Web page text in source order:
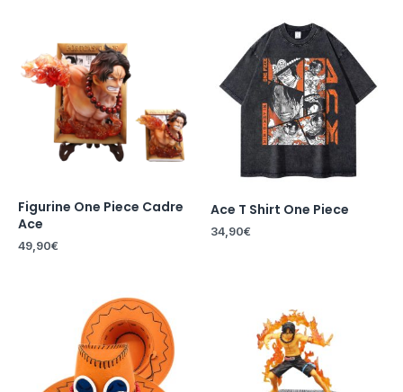
Figurine One Piece Cadre
Ace
49,90€
Ace T Shirt One Piece
34,90€